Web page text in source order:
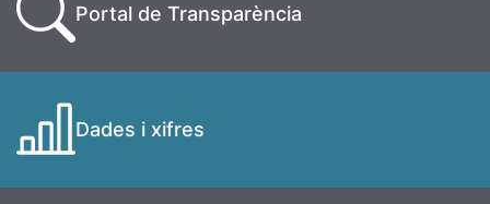
Portal de Transparència
Dades i xifres